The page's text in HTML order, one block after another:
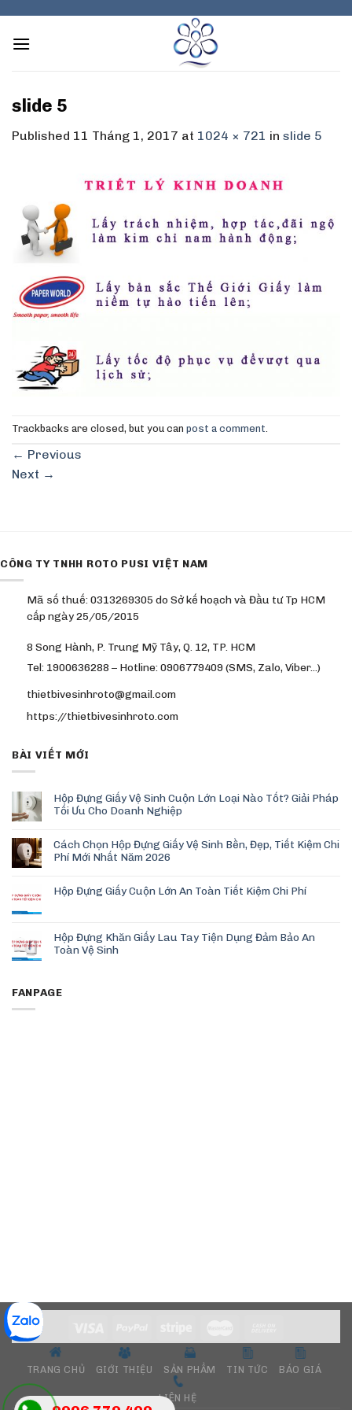
content
slide 5
Published 11 Tháng 1, 2017 at 1024 × 721 in slide 5
Trackbacks are closed, but you can post a comment
← Previous
Next →
CÔNG TY TNHH ROTO PUSI VIỆT NAM
Mã số thuế: 0313269305 do Sở kế hoạch và Đầu tư Tp HCM
cấp ngày 25/05/2015
8 Song Hành, P. Trung Mỹ Tây, Q. 12, TP. HCM
Tel: 1900636288 – Hotline: 0906779409 (SMS, Zalo, Viber…)
thietbivesinhroto@gmail.com
https://thietbivesinhroto.com
BÀI VIẾT MỚI
Hộp Đựng Giấy Vệ Sinh Cuộn Lớn Loại Nào Tốt? Giải Pháp
Tối Ưu Cho Doanh Nghiệp
Cách Chọn Hộp Đựng Giấy Vệ Sinh Bền, Đẹp, Tiết Kiệm Chi
Phí Mới Nhất Năm 2026
Hộp Đựng Giấy Cuộn Lớn An Toàn Tiết Kiệm Chi Phí
Hộp Đựng Khăn Giấy Lau Tay Tiện Dụng Đảm Bảo An
Toàn Vệ Sinh
FANPAGE
TRANG CHỦ GIỚI THIỆU SẢN PHẨM TIN TỨC BÁO GIÁ
LIÊN HỆ